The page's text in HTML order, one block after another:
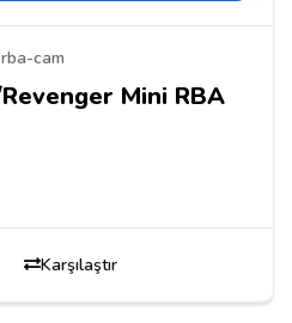
cam
Mini RBA
Karşılaştır